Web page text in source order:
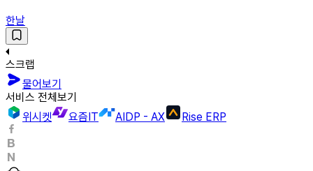
한날
스크랩
물어보기
서비스 전체보기
위시켓
요즘IT AIDP - AX Rise ERP